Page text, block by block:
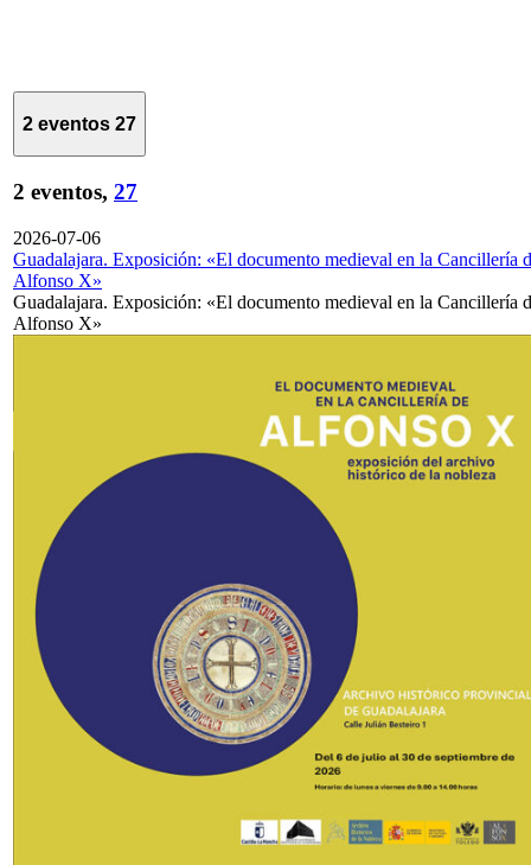
2 eventos 27
2 eventos, 27
2026-07-06
Guadalajara. Exposición: «El documento medieval en la Cancillería
Alfonso X»
Guadalajara. Exposición: «El documento medieval en la Cancillería
Alfonso X»